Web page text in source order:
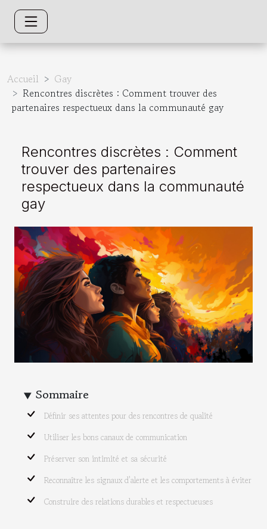
Accueil
Gay
Rencontres discrètes : Comment trouver des
partenaires respectueux dans la communauté gay
Rencontres discrètes : Comment
trouver des partenaires
respectueux dans la communauté
gay
Sommaire
Définir ses attentes pour des rencontres de qualité
Utiliser les bons canaux de communication
Préserver son intimité et sa sécurité
Reconnaître les signaux d'alerte et les comportements à éviter
Construire des relations durables et respectueuses